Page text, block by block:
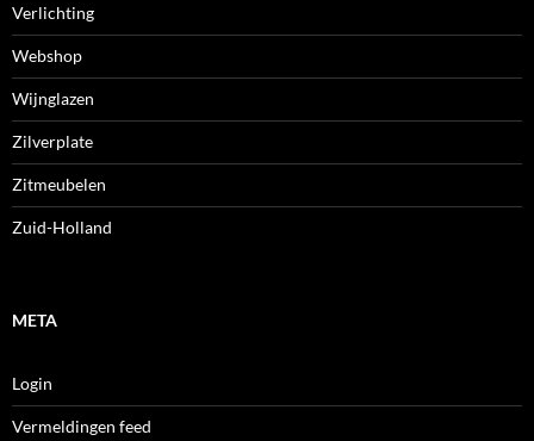
Verlichting
Webshop
Wijnglazen
Zilverplate
Zitmeubelen
Zuid-Holland
META
Login
Vermeldingen feed